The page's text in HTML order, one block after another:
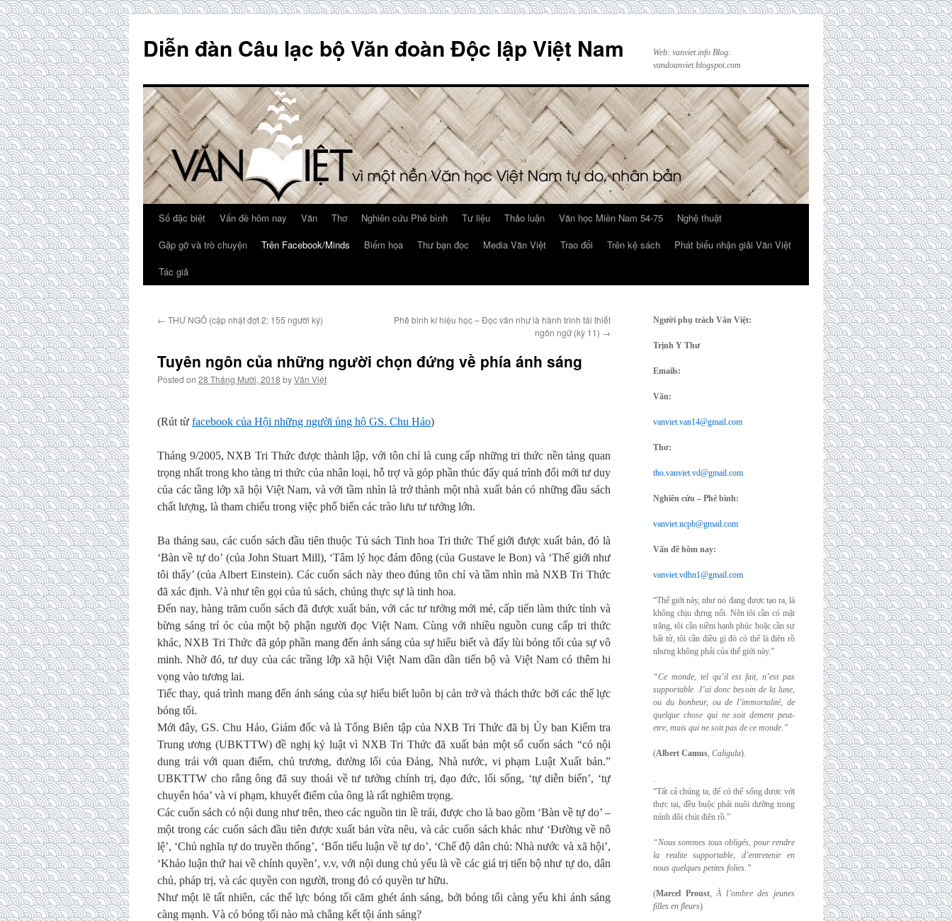
content
Diễn đàn Câu lạc bộ Văn đoàn Độc lập Việt Nam
Web: vanviet.info Blog:
vandoanviet.blogspot.com
Số đặc biệt Vấn đề hôm nay Văn Thơ Nghiên cứu Phê bình Tư liệu Thảo luận Văn học Miền Nam 54-75
Nghệ thuật
Gặp gỡ và trò chuyện
Trên Facebook/Minds Biếm họa Thư bạn đọc Media Văn Việt Trao đổi Trên kệ sách
Phát biểu nhận giải Văn Việt
Tác giả
← THƯ NGỎ (cập nhật đợt 2; 155 người ký)
Phê bình kí hiệu học – Đọc văn như là hành trình tái thiết
ngôn ngữ (kỳ 11) →
Tuyên ngôn của những người chọn đứng về phía ánh sáng
Posted on 28 Tháng Mười, 2018 byVăn Việt
(Rút từ facebook của Hội những người ủng hộ GS. Chu Hảo)
Tháng 9/2005, NXB Tri Thức được thành lập, với tôn chỉ là cung cấp những tri thức nền tảng quan
trọng nhất trong kho tàng tri thức của nhân loại, hỗ trợ và góp phần thúc đẩy quá trình đổi mới tư duy
của các tầng lớp xã hội Việt Nam, và với tầm nhìn là trở thành một nhà xuất bản có những đầu sách
chất lượng, là tham chiếu trong việc phổ biến các trào lưu tư tưởng lớn.
Ba tháng sau, các cuốn sách đầu tiên thuộc Tủ sách Tinh hoa Tri thức Thế giới được xuất bản, đó là
‘Bàn về tự do’ (của John Stuart Mill), ‘Tâm lý học đám đông (của Gustave le Bon) và ‘Thế giới như
tôi thấy’ (của Albert Einstein). Các cuốn sách này theo đúng tôn chỉ và tầm nhìn mà NXB Tri Thức
đã xác định. Và như tên gọi của tủ sách, chúng thực sự là tinh hoa.
Đến nay, hàng trăm cuốn sách đã được xuất bản, với các tư tưởng mới mẻ, cấp tiến làm thức tỉnh và
bừng sáng trí óc của một bộ phận người đọc Việt Nam. Cùng với nhiều nguồn cung cấp tri thức
khác, NXB Tri Thức đã góp phần mang đến ánh sáng của sự hiểu biết và đẩy lùi bóng tối của sự vô
minh. Nhờ đó, tư duy của các trầng lớp xã hội Việt Nam dần dần tiến bộ và Việt Nam có thêm hi
vọng vào tương lai.
Tiếc thay, quá trình mang đến ánh sáng của sự hiểu biết luôn bị cản trở và thách thức bởi các thế lực
bóng tối.
Mới đây, GS. Chu Hảo, Giám đốc và là Tổng Biên tập của NXB Tri Thức đã bị Ủy ban Kiểm tra
Trung ương (UBKTTW) đề nghị kỷ luật vì NXB Tri Thức đã xuất bản một số cuốn sách “có nội
dung trái với quan điểm, chủ trương, đường lối của Đảng, Nhà nước, vi phạm Luật Xuất bản.”
UBKTTW cho rằng ông đã suy thoái về tư tưởng chính trị, đạo đức, lối sống, ‘tự diễn biến’, ‘tự
chuyển hóa’ và vi phạm, khuyết điểm của ông là rất nghiêm trọng.
Các cuốn sách có nội dung như trên, theo các nguồn tin lề trái, được cho là bao gồm ‘Bàn về tự do’ –
một trong các cuốn sách đầu tiên được xuất bản vừa nêu, và các cuốn sách khác như ‘Đường về nô
lệ’, ‘Chủ nghĩa tự do truyền thống’, ‘Bốn tiểu luận về tự do’, ‘Chế độ dân chủ: Nhà nước và xã hội’,
‘Khảo luận thứ hai về chính quyền’, v.v, với nội dung chủ yếu là về các giá trị tiến bộ như tự do, dân
chủ, pháp trị, và các quyền con người, trong đó có quyền tư hữu.
Như một lẽ tất nhiên, các thế lực bóng tối căm ghét ánh sáng, bởi bóng tối càng yếu khi ánh sáng
càng mạnh. Và có bóng tối nào mà chẳng kết tội ánh sáng?
Người phụ trách Văn Việt:
Trịnh Y Thư
Emails:
Văn:
vanviet.van14@gmail.com
Thơ:
tho.vanviet.vd@gmail.com
Nghiên cứu – Phê bình:
vanviet.ncpb@gmail.com
Vấn đề hôm nay:
vanviet.vdhn1@gmail.com
“Thế giới này, như nó đang được tạo ra, là
không chịu đựng nổi. Nên tôi cần có mặt
trăng, tôi cần niềm hạnh phúc hoặc cần sự
bất tử, tôi cần điều gì đó có thể là điên rồ
nhưng không phải của thế giới này.”
“Ce monde, tel qu’il est fait, n’est pas
supportable. J’ai donc besoin de la lune,
ou du bonheur, ou de l’immortalité, de
quelque chose qui ne soit dement peut-
etre, mais qui ne soit pas de ce monde.”
(Albert Camus, Caligula).
.
“Tất cả chúng ta, để có thể sống được với
thực tại, đều buộc phải nuôi dưỡng trong
mình đôi chút điên rồ.”
“Nous sommes tous obligés, pour rendre
la realite supportable, d’entretenir en
nous quelques petites folies.”
(Marcel Proust,À l’ombre des jeunes
filles en fleurs)